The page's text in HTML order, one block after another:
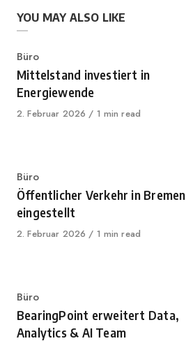
YOU MAY ALSO LIKE
Category
Büro
Mittelstand investiert in
Energiewende
Published
2. Februar 2026 1 min read
Category
Büro
Öffentlicher Verkehr in Bremen
eingestellt
Published
2. Februar 2026 1 min read
Category
Büro
BearingPoint erweitert Data,
Analytics & AI Team